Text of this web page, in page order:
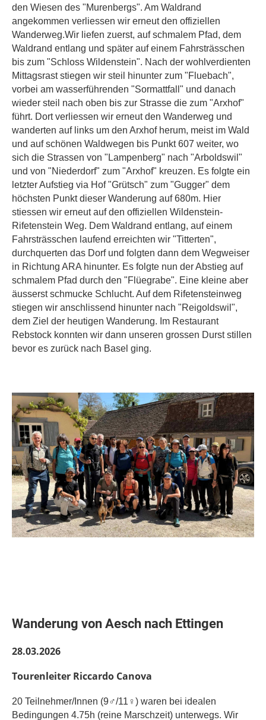
den Wiesen des "Murenbergs". Am Waldrand
angekommen verliessen wir erneut den offiziellen
Wanderweg.Wir liefen zuerst, auf schmalem Pfad, dem
Waldrand entlang und später auf einem Fahrsträsschen
bis zum "Schloss Wildenstein". Nach der wohlverdienten
Mittagsrast stiegen wir steil hinunter zum "Fluebach",
vorbei am wasserführenden "Sormattfall" und danach
wieder steil nach oben bis zur Strasse die zum "Arxhof"
führt. Dort verliessen wir erneut den Wanderweg und
wanderten auf links um den Arxhof herum, meist im Wald
und auf schönen Waldwegen bis Punkt 607 weiter, wo
sich die Strassen von "Lampenberg" nach "Arboldswil"
und von "Niederdorf" zum "Arxhof" kreuzen. Es folgte ein
letzter Aufstieg via Hof "Grütsch" zum "Gugger" dem
höchsten Punkt dieser Wanderung auf 680m. Hier
stiessen wir erneut auf den offiziellen Wildenstein-
Rifetenstein Weg. Dem Waldrand entlang, auf einem
Fahrsträsschen laufend erreichten wir "Titterten",
durchquerten das Dorf und folgten dann dem Wegweiser
in Richtung ARA hinunter. Es folgte nun der Abstieg auf
schmalem Pfad durch den "Flüegrabe". Eine kleine aber
äusserst schmucke Schlucht. Auf dem Rifetensteinweg
stiegen wir anschlissend hinunter nach "Reigoldswil",
dem Ziel der heutigen Wanderung. Im Restaurant
Rebstock konnten wir dann unseren grossen Durst stillen
bevor es zurück nach Basel ging.
Wanderung von Aesch nach Ettingen
28.03.2026
Tourenleiter Riccardo Canova
20 Teilnehmer/Innen (9♂/11 ♀) waren bei idealen
Bedingungen 4.75h (reine Marschzeit) unterwegs. Wir